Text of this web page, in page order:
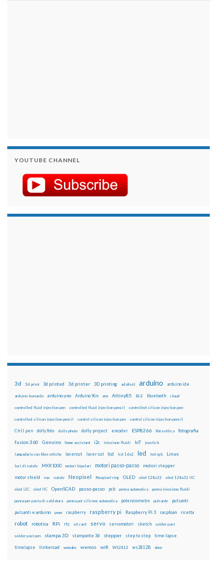
YOUTUBE CHANNEL
3d 3d print 3d printed 3d printer 3D printing adafruit arduino arduino ide
arduino leonardo arduino uno Arduino Yún arm Attiny85 BLE bluetooth cloud
controlled fluid injection pen controlled fluid injection pencil controlled silicon injection pen
controlled silicon injection pencil control silicon injection pen control silicon injection pencil
CtrlJ pen dolly foto dolly photo dolly project encoder ESP8266 fibra ottica fotografia
fusion 360 Genuino home assistant i2c iniezione fluidi IoT joystick
lampadario con fibre ottiche lasercut laser cut lcd lcd 16x2 led led rgb Linux
luci di natale MKR1000 motori bipolari motori passo-passo motori stepper
motor shield nas natale Neopixel Neopixel ring OLED oled 128x32 oled 128x32 IIC
oled i2C oled IIC OpenSCAD passo-passo pcb penna automatica penna iniezione fluidi
penna per pasta di saldatura penna per silicone automatica potenziometro pulsante pulsanti
pulsanti e arduino pwm raspberry raspberry pi Raspberry Pi 3 raspbian ricetta
robot robotica RPi rtc sd card servo servomotori sketch solder past
solder past pen stampa 3D stampante 3d stepper step to step time-lapse
timelapse tinkercad wemake wemos wifi WS2812 ws2812B xbee